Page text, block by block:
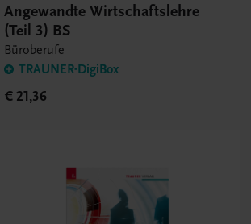
Angewandte Wirtschaftslehre
(Teil 3) BS
Büroberufe
TRAUNER-DigiBox
€ 21,36